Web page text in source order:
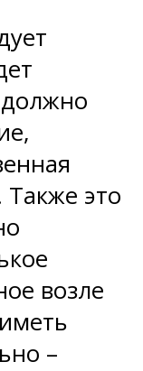
должно
Также это
возле
–